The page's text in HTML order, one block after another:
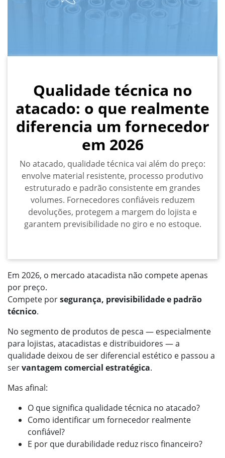
Qualidade técnica no
atacado: o que realmente
diferencia um fornecedor
em 2026
No atacado, qualidade técnica vai além do preço:
envolve material resistente, processo produtivo
estruturado e padrão consistente em grandes
volumes. Fornecedores confiáveis reduzem
devoluções, protegem a margem do lojista e
garantem previsibilidade no giro e no estoque.
Em 2026, o mercado atacadista não compete apenas
por preço.
Compete porsegurança, previsibilidade e padrão
técnico.
No segmento de produtos de pesca — especialmente
para lojistas, atacadistas e distribuidores — a
qualidade deixou de ser diferencial estético e passou a
servantagem comercial estratégica.
Mas afinal:
O que significa qualidade técnica no atacado?
Como identificar um fornecedor realmente
confiável?
E por que durabilidade reduz risco financeiro?